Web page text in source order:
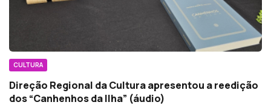
CULTURA
Direção Regional da Cultura apresentou a reedição
dos “Canhenhos da Ilha” (áudio)